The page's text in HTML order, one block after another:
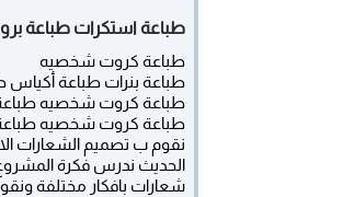
طباعة استكرات طباعة بروشورات 51676224 طباعة بنرات
طباعة كروت شخصيه
طباعة بنرات طباعة أكياس
طباعة كروت شخصيه طباعة
طباعة كروت شخصيه طباعة
نقوم ب تصميم الشعارات
الحديث ندرس فكرة
شعارات بافكار مختلفة